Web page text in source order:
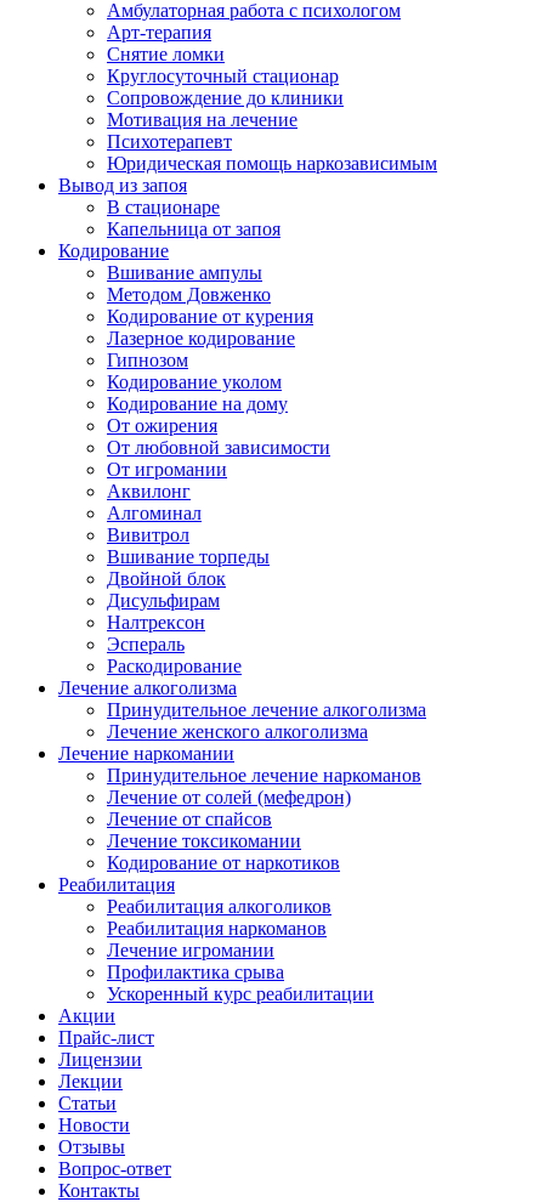
Амбулаторная работа с психологом
Арт-терапия
Снятие ломки
Круглосуточный стационар
Сопровождение до клиники
Мотивация на лечение
Психотерапевт
Юридическая помощь наркозависимым
Вывод из запоя
В стационаре
Капельница от запоя
Кодирование
Вшивание ампулы
Методом Довженко
Кодирование от курения
Лазерное кодирование
Гипнозом
Кодирование уколом
Кодирование на дому
От ожирения
От любовной зависимости
От игромании
Аквилонг
Алгоминал
Вивитрол
Вшивание торпеды
Двойной блок
Дисульфирам
Налтрексон
Эспераль
Раскодирование
Лечение алкоголизма
Принудительное лечение алкоголизма
Лечение женского алкоголизма
Лечение наркомании
Принудительное лечение наркоманов
Лечение от солей (мефедрон)
Лечение от спайсов
Лечение токсикомании
Кодирование от наркотиков
Реабилитация
Реабилитация алкоголиков
Реабилитация наркоманов
Лечение игромании
Профилактика срыва
Ускоренный курс реабилитации
Акции
Прайс-лист
Лицензии
Лекции
Статьи
Новости
Отзывы
Вопрос-ответ
Контакты